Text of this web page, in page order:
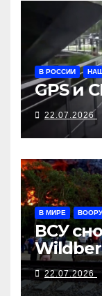
В РОССИИ
GPS и
22.07.2026
В МИРЕ
ВСУ
22.07.2026